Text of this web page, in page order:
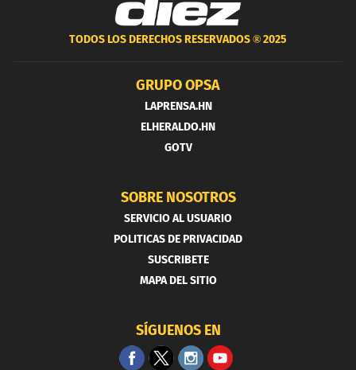
TODOS LOS DERECHOS RESERVADOS ®2025
GRUPO OPSA
LAPRENSA.HN
ELHERALDO.HN
GOTV
SOBRE NOSOTROS
SERVICIO AL USUARIO
POLITICAS DE PRIVACIDAD
SUSCRIBETE
MAPA DEL SITIO
SÍGUENOS EN